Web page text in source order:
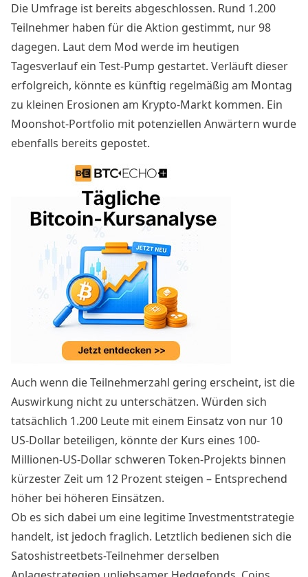
Die Umfrage ist bereits abgeschlossen. Rund 1.200
Teilnehmer haben für die Aktion gestimmt, nur 98
dagegen. Laut dem Mod werde im heutigen
Tagesverlauf ein Test-Pump gestartet. Verläuft dieser
erfolgreich, könnte es künftig regelmäßig am Montag
zu kleinen Erosionen am Krypto-Markt kommen. Ein
Moonshot-Portfolio mit potenziellen Anwärtern wurde
ebenfalls bereits gepostet.
Auch wenn die Teilnehmerzahl gering erscheint, ist die
Auswirkung nicht zu unterschätzen. Würden sich
tatsächlich 1.200 Leute mit einem Einsatz von nur 10
US-Dollar beteiligen, könnte der Kurs eines 100-
Millionen-US-Dollar schweren Token-Projekts binnen
kürzester Zeit um 12 Prozent steigen – Entsprechend
höher bei höheren Einsätzen.
Ob es sich dabei um eine legitime Investmentstrategie
handelt, ist jedoch fraglich. Letztlich bedienen sich die
Satoshistreetbets-Teilnehmer derselben